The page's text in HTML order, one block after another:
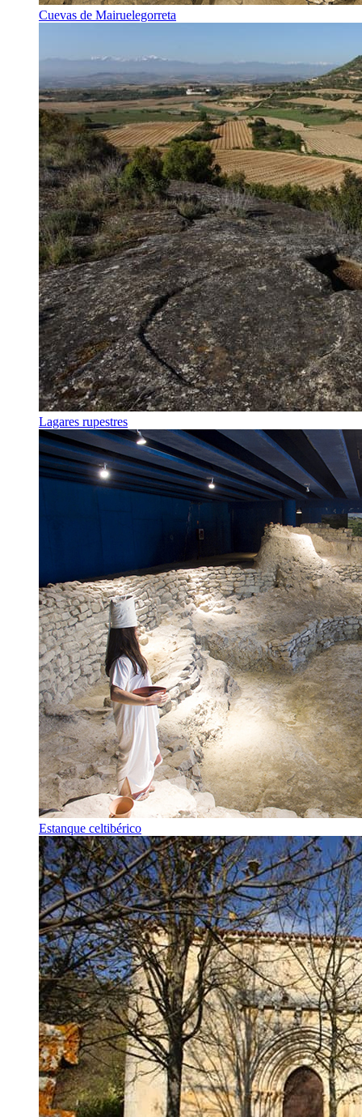
Cuevas de Mairuelegorreta
Lagares rupestres
Estanque celtibérico